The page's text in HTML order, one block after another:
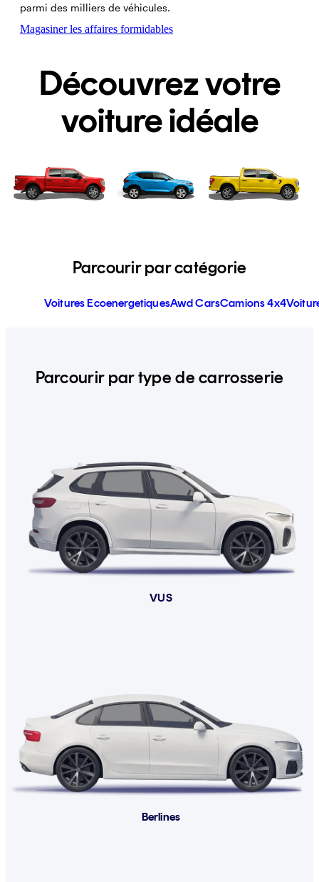
parmi des milliers de véhicules.
Magasiner les affaires formidables
Découvrez votre
voiture idéale
Parcourir par catégorie
Voitures EcoenergetiquesAwd CarsCamions 4x4
Parcourir par type de carrosserie
VUS
Berlines